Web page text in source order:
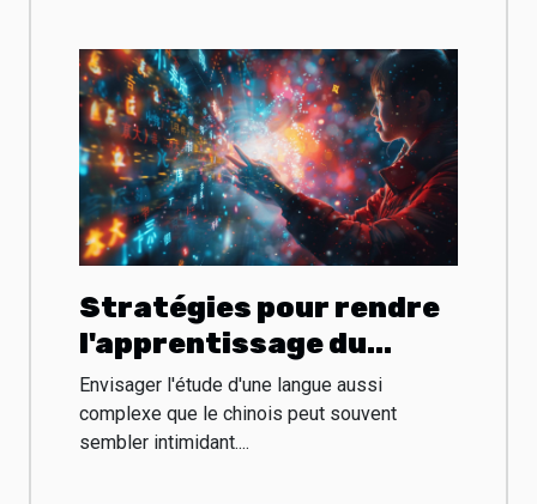
Stratégies pour rendre
l'apprentissage du
chinois plus interactif
et amusant
Envisager l'étude d'une langue aussi
complexe que le chinois peut souvent
sembler intimidant....